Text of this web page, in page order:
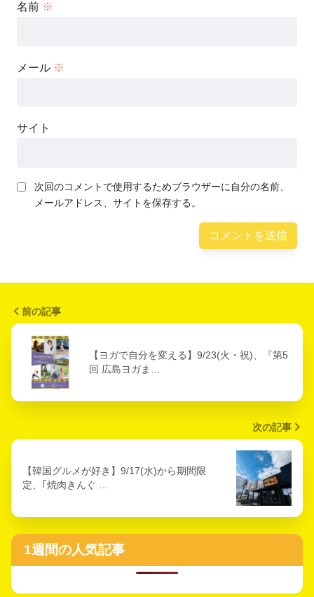
名前 ※
メール ※
サイト
次回のコメントで使用するためブラウザーに自分の名前、
メールアドレス、サイトを保存する。
前の記事
【ヨガで自分を変える】9/23(火・祝)、『第5
回 広島ヨガま…
次の記事
【韓国グルメが好き】9/17(水)から期間限
定、｢焼肉きんぐ …
1週間の人気記事